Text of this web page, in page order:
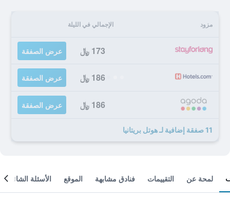
مزود الإجمالي في الليلة
173 ﷼ عرض الصفقة
186 ﷼ عرض الصفقة
186 ﷼ عرض الصفقة
11 صفقة إضافية لـ هوتل بريتانيا
لمحة عن التقييمات فنادق مشابهة الموقع الأسئلة الشائعة